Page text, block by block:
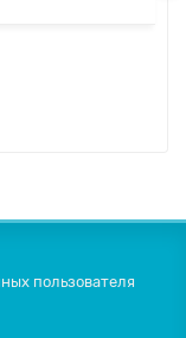
пользователя